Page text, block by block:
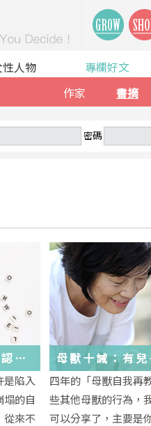
性人物
專欄好文
作家
書摘
密碼
敬
！
陷入
塌的自
從來不
母獸十誡：有
不要做」的十
四年的「母獸自我再
些其他母獸的行為，
可以分享了，主要是